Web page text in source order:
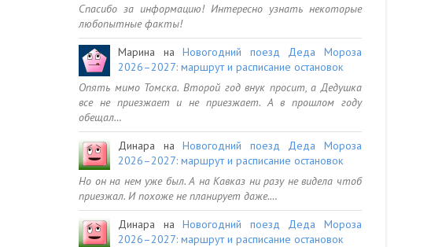
Спасибо за информацию! Интересно узнать некоторые
любопытные факты!
Марина наНовогодний поезд Деда Мороза
2026–2027: маршрут и расписание остановок
Опять мимо Томска. Второй год внук просит, а Дедушка
все не приезжает и не приезжает. А в прошлом году
обещал…
Динара наНовогодний поезд Деда Мороза
2026–2027: маршрут и расписание остановок
Но он на нем уже был. А на Кавказ ни разу не видела чтоб
приезжал. И похоже не планирует даже.…
Динара наНовогодний поезд Деда Мороза
2026–2027: маршрут и расписание остановок